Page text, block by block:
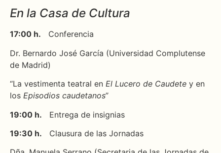
En la Casa de Cultura
17:00 h. Conferencia
Dr. Bernardo José García (Universidad Complutense
de Madrid)
“La vestimenta teatral en El Lucero de Caudete y en
los Episodios caudetanos”
19:00 h. Entrega de insignias
19:30 h. Clausura de las Jornadas